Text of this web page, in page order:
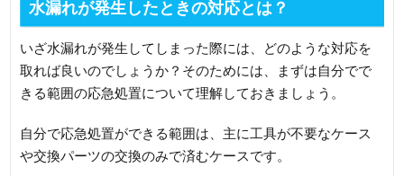
水漏れが発生したときの対応とは？
いざ水漏れが発生してしまった際には、どのような対応を
取れば良いのでしょうか？そのためには、まずは自分でで
きる範囲の応急処置について理解しておきましょう。
自分で応急処置ができる範囲は、主に工具が不要なケース
や交換パーツの交換のみで済むケースです。